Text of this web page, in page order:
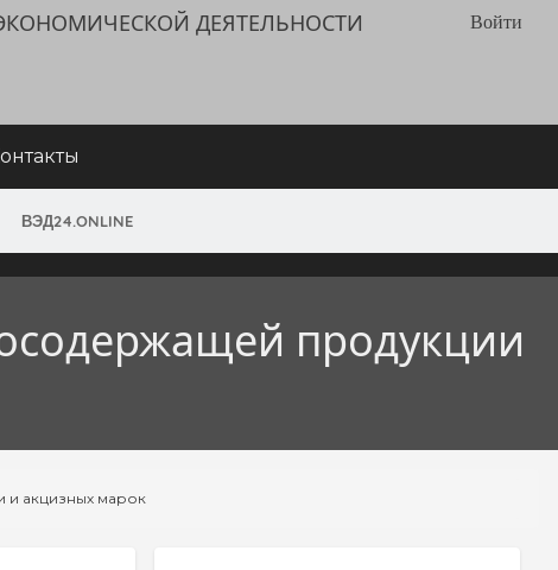
Войти
ДЕЯТЕЛЬНОСТИ
ВЭД24.ONLINE
продукции
и акцизных марок